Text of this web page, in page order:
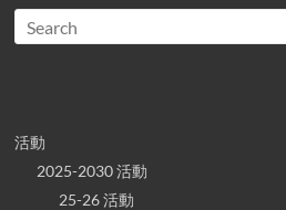
活動
2025-2030 活動
25-26 活動